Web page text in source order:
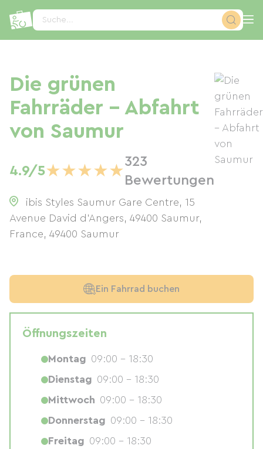
Suche...
Die grünen
Fahrräder – Abfahrt
von Saumur
4.9/5★★★★★
323
Bewertungen
ibis Styles Saumur Gare Centre, 15
Avenue David d'Angers, 49400 Saumur,
France, 49400 Saumur
Ein Fahrrad buchen
Öffnungszeiten
Montag 09:00 - 18:30
Dienstag 09:00 - 18:30
Mittwoch 09:00 - 18:30
Donnerstag 09:00 - 18:30
Freitag 09:00 - 18:30
Cookie-Einstellungen